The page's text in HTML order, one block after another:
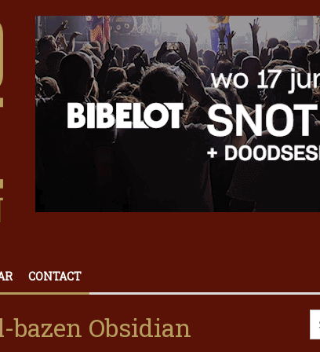
CONTACT
Obsidian